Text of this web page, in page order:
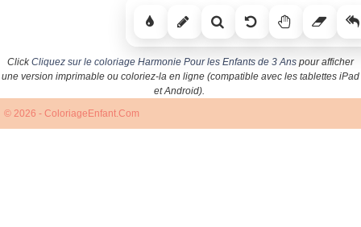
ClickCliquez sur le coloriage Harmonie Pour les Enfants de 3 Ans pour afficher
une version imprimable ou coloriez-la en ligne (compatible avec les tablettes iPad
et Android).
© 2026 - ColoriageEnfant.Com